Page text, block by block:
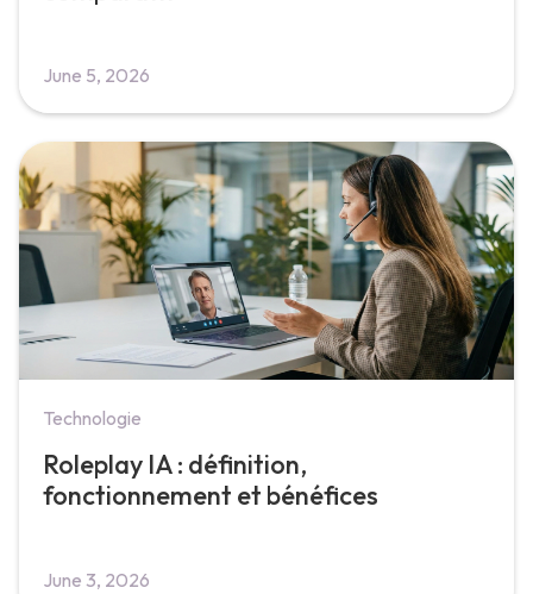
June 5, 2026
Technologie
Roleplay IA : définition,
fonctionnement et bénéfices
June 3, 2026